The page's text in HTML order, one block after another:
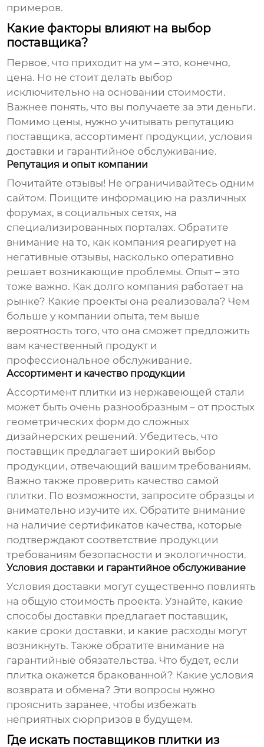
примеров.
Какие факторы влияют на выбор
поставщика?
Первое, что приходит на ум – это, конечно,
цена. Но не стоит делать выбор
исключительно на основании стоимости.
Важнее понять, что вы получаете за эти деньги.
Помимо цены, нужно учитывать репутацию
поставщика, ассортимент продукции, условия
доставки и гарантийное обслуживание.
Репутация и опыт компании
Почитайте отзывы! Не ограничивайтесь одним
сайтом. Поищите информацию на различных
форумах, в социальных сетях, на
специализированных порталах. Обратите
внимание на то, как компания реагирует на
негативные отзывы, насколько оперативно
решает возникающие проблемы. Опыт – это
тоже важно. Как долго компания работает на
рынке? Какие проекты она реализовала? Чем
больше у компании опыта, тем выше
вероятность того, что она сможет предложить
вам качественный продукт и
профессиональное обслуживание.
Ассортимент и качество продукции
Ассортимент плитки из нержавеющей стали
может быть очень разнообразным – от простых
геометрических форм до сложных
дизайнерских решений. Убедитесь, что
поставщик предлагает широкий выбор
продукции, отвечающий вашим требованиям.
Важно также проверить качество самой
плитки. По возможности, запросите образцы и
внимательно изучите их. Обратите внимание
на наличие сертификатов качества, которые
подтверждают соответствие продукции
требованиям безопасности и экологичности.
Условия доставки и гарантийное обслуживание
Условия доставки могут существенно повлиять
на общую стоимость проекта. Узнайте, какие
способы доставки предлагает поставщик,
какие сроки доставки, и какие расходы могут
возникнуть. Также обратите внимание на
гарантийные обязательства. Что будет, если
плитка окажется бракованной? Какие условия
возврата и обмена? Эти вопросы нужно
прояснить заранее, чтобы избежать
неприятных сюрпризов в будущем.
Где искать поставщиков плитки из